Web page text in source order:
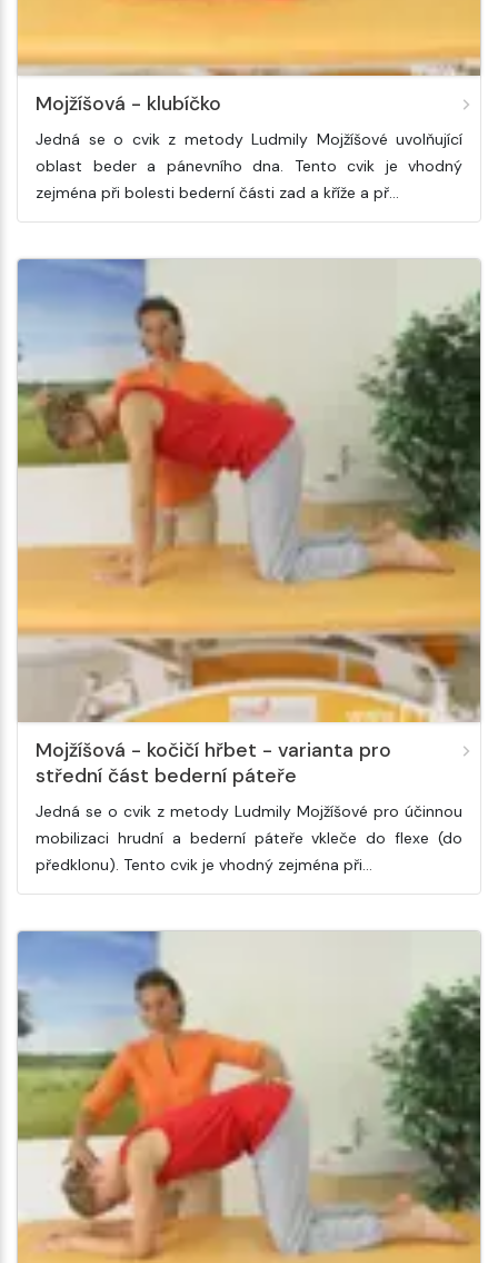
Mojžíšová - klubíčko
Jedná se o cvik z metody Ludmily Mojžíšové uvolňující
oblast beder a pánevního dna. Tento cvik je vhodný
zejména při bolesti bederní části zad a kříže a př…
Mojžíšová - kočičí hřbet - varianta pro
střední část bederní páteře
Jedná se o cvik z metody Ludmily Mojžíšové pro účinnou
mobilizaci hrudní a bederní páteře vkleče do flexe (do
předklonu). Tento cvik je vhodný zejména při…